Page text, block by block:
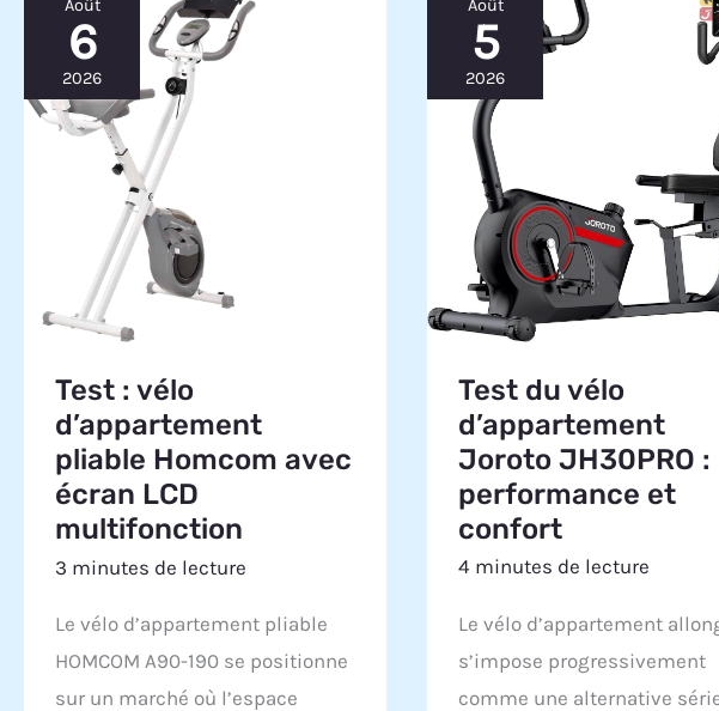
Août
6
2026
Test : vélo
d’appartement
pliable Homcom avec
écran LCD
multifonction
3 minutes de lecture
Le vélo d’appartement pliable
HOMCOM A90-190 se positionne
sur un marché où l’espace
Août
5
2026
Test du vélo
d’appartement
Joroto JH30PRO :
performance et
confort
4 minutes de lecture
Le vélo d’appartement
s’impose progressivement
comme une alternative